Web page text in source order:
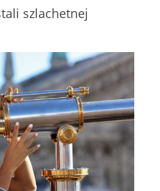
szlachetnej